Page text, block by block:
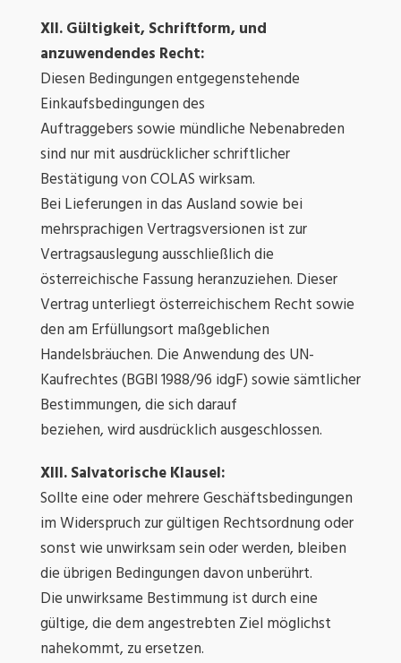
XII. Gültigkeit, Schriftform, und
anzuwendendes Recht:
Diesen Bedingungen entgegenstehende
Einkaufsbedingungen des
Auftraggebers sowie mündliche Nebenabreden
sind nur mit ausdrücklicher schriftlicher
Bestätigung von COLAS wirksam.
Bei Lieferungen in das Ausland sowie bei
mehrsprachigen Vertragsversionen ist zur
Vertragsauslegung ausschließlich die
österreichische Fassung heranzuziehen. Dieser
Vertrag unterliegt österreichischem Recht sowie
den am Erfüllungsort maßgeblichen
Handelsbräuchen. Die Anwendung des UN-
Kaufrechtes (BGBl 1988/96 idgF) sowie sämtlicher
Bestimmungen, die sich darauf
beziehen, wird ausdrücklich ausgeschlossen.
XIII. Salvatorische Klausel:
Sollte eine oder mehrere Geschäftsbedingungen
im Widerspruch zur gültigen Rechtsordnung oder
sonst wie unwirksam sein oder werden, bleiben
die übrigen Bedingungen davon unberührt.
Die unwirksame Bestimmung ist durch eine
gültige, die dem angestrebten Ziel möglichst
nahekommt, zu ersetzen.